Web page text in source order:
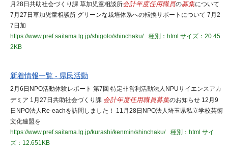
月28日共助社会づくり課 草加児童相談所会計年度任用職員の募集について
7月27日草加児童相談所 グリーンな栽培体系への転換サポートについて 7月2
7日加
https://www.pref.saitama.lg.jp/shigoto/shinchaku/
種別：html サイズ：20.45
2KB
新着情報一覧 - 県民活動
2月6日NPO活動体験レポート 第7回 特定非営利活動法人NPUサイエンスアカ
デミア 1月27日共助社会づくり課 会計年度任用職員募集のお知らせ 12月9
日NPO法人Re-eachを訪問しました！ 11月28日NPO法人埼玉県私立学校芸術
文化連盟を
https://www.pref.saitama.lg.jp/kurashi/kenmin/shinchaku/
種別：html サイ
ズ：12.651KB